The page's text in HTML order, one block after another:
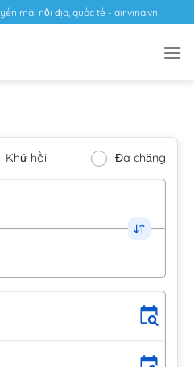
mãi nội địa, quốc tế - airvina.vn
Khứ hồi Đa chặng